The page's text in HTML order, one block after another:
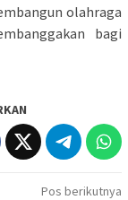
olahraga
bagi
Pos berikutnya